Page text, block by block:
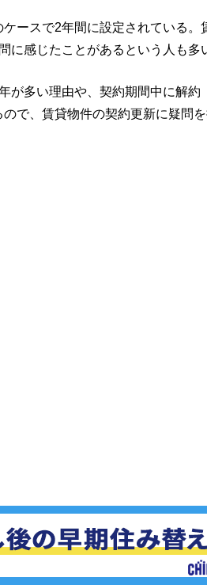
ースで2年間に設定されている
感じたことがあるという人も多
が多い理由や、契約期間中に解約
で、賃貸物件の契約更新に疑問